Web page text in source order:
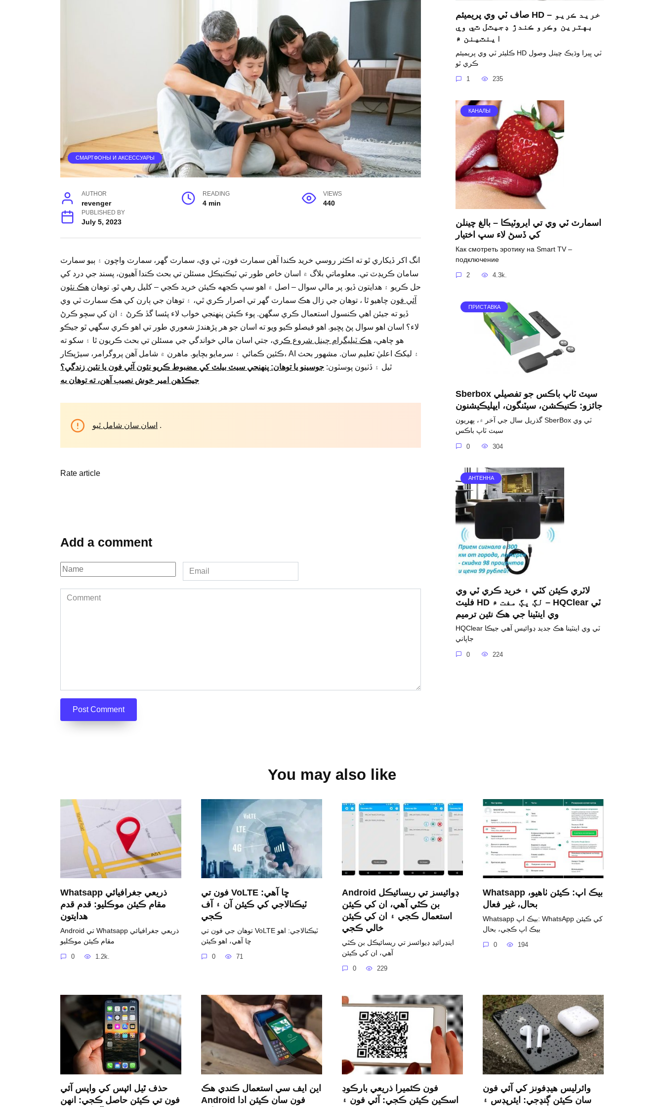
СМАРТФОНЫ И АКСЕССУАРЫ
AUTHOR
revenger
READING
4 min
VIEWS
440
PUBLISHED BY
July 5, 2023
انگ اکر ڏيکاري ٿو ته اڪثر روسي خريد ڪندا آهن سمارٽ فون، ٽي وي، سمارٽ گهر، سمارٽ واچون ۽ ٻيو سمارٽ
سامان ڪريڊٽ تي. معلوماتي بلاگ ۾ اسان خاص طور تي ٽيڪنيڪل مسئلن تي بحث ڪندا آهيون، پسند جي درد کي
حل ڪريو ۽ هدايتون ڏيو. پر مالي سوال – اصل ۾ اهو سڀ ڪجهه ڪيئن خريد ڪجي – کليل رهي ٿو. توهان هڪ نئون
آئي فون چاهيو ٿا ، توهان جي زال هڪ سمارٽ گهر تي اصرار ڪري ٿي، ۽ توهان جي ٻارن کي هڪ سمارٽ ٽي وي
ڏيو ته جيئن اهي ڪنسول استعمال ڪري سگهن. پوء ڪيئن پنهنجي خواب لاء پئسا گڏ ڪرڻ ۽ ان کي سچو ڪرڻ
لاء؟ اسان اهو سوال پڻ پڇيو. اهو فيصلو ڪيو ويو ته اسان جو هر پڙهندڙ شعوري طور تي اهو ڪري سگهي ٿو جيڪو
هو چاهي، هڪ ٽيليگرام چينل شروع ڪري، جتي اسان مالي خواندگي جي مسئلن تي بحث ڪريون ٿا ۽ سکو ته
ڪئين ڪمائي ۽ سرمايو بچايو. ماهرن ۾ شامل آهن پروگرامر، سيڙپڪار، AI ۽ ليکڪ اعليٰ تعليم سان. مشهور بحث
ٿيل ۽ ڏٺيون پوسٽون: جوسينو يا توهان: پنهنجي سيٽ بيلٽ کي مضبوط ڪريو نئون آئي فون يا نئين زندگي؟
جيڪڏهن امير خوش نصيب آهن، تهتوهان به
اسان سان شامل ٿيو .
Rate article
Add a comment
Name
*
Email
*
Comment
صاف ٽي وي پريميئم HD – خريد ڪريو
بهترين وڪرو ڪندڙ ڊجيٽل ٽي وي
اينٽينن ۾
ڪليئر ٽي وي پريميئم HD ٽي ڀيرا وڌيڪ چينل وصول
ڪري ٿو
1 235
КАНАЛЫ
اسمارٽ ٽي وي تي ايروٽيڪا – بالغ چينلن
کي ڏسڻ لاء سڀ اختيار
Как смотреть эротику на Smart TV –
подключение
2 4.3k.
ПРИСТАВКА
Sberbox سيٽ ٽاپ باڪس جو تفصيلي
جائزو: ڪنيڪشن، سيٽنگون، ايپليڪيشنون
گذريل سال جي آخر ۾، پهريون SberBox ٽي وي
سيٽ ٽاپ باڪس
0 304
АНТЕННА
لاٽري ڪيئن کٽي ۽ خريد ڪري ٽي وي
فليٽ HD لڳ ڀڳ مفت ۾ – HQClear ٽي
وي اينٽينا جي هڪ نئين ترميم
HQClear ٽي وي اينٽينا هڪ ​​جديد ڊوائيس آهي جيڪا
جاپاني
0 224
You may also like
Whatsapp ذريعي جغرافيائي
مقام ڪيئن موڪليو: قدم قدم
هدايتون
Android تي Whatsapp ذريعي جغرافيائي
مقام ڪيئن موڪليو
0 1.2k.
فون تي VoLTE ڇا آهي:
ٽيڪنالاجي کي ڪيئن آن ۽ آف
ڪجي
توهان جي فون تي VoLTE ٽيڪنالاجي: اهو
ڇا آهي، اهو ڪيئن
0 71
Android ڊوائيسز تي ريسائيڪل
بن ڪٿي آهي، ان کي ڪيئن
استعمال ڪجي ۽ ان کي ڪيئن
خالي ڪجي
اينڊرائيڊ ڊيوائسز تي ريسائيڪل بن ڪٿي
آهي، ان کي ڪيئن
0 229
Whatsapp بيڪ اپ: ڪيئن ٺاهيو،
بحال، غير فعال
Whatsapp بيڪ اپ: WhatsApp کي ڪيئن
بيڪ اپ ڪجي، بحال
0 194
حذف ٿيل ائپس کي واپس آئي
فون تي ڪيئن حاصل ڪجي: انهن
اين ايف سي استعمال ڪندي هڪ
Android فون سان ڪيئن ادا
فون ڪئميرا ذريعي بارڪوڊ
اسڪين ڪيئن ڪجي: آئي فون ۽
وائرليس هيڊفونز کي آئي فون
سان ڪيئن ڳنڍجي: ايئرپڊس ۽